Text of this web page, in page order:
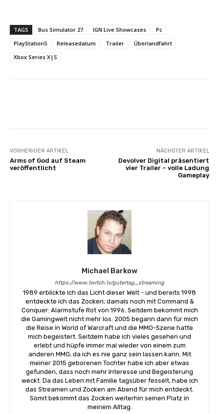
TAGS Bus Simulator 27 IGN Live Showcases
Pc
PlayStation5
Releasedatum Trailer
Überlandfahrt
Xbox Series X|S
VORHERIGER ARTIKEL
Arms of God auf Steam
veröffentlicht
NÄCHSTER ARTIKEL
Devolver Digital präsentiert
vier Trailer – volle Ladung
Gameplay
Michael Barkow
https://www.twitch.tv/gutertag_streaming
1989 erblickte ich das Licht dieser Welt - und bereits 1998
entdeckte ich das Zocken; damals noch mit Command &
Conquer: Alarmstufe Rot von 1996. Seitdem bekommt mich
die Gamingwelt nicht mehr los. 2005 begann dann für mich
die Reise in World of Warcraft und die MMO-Szene hatte
mich begeistert. Seitdem habe ich vieles gesehen und
erlebt und hüpfe immer mal wieder von einem zum
anderen MMO, da ich es nie ganz sein lassen kann. Mit
meiner 2015 geborenen Tochter habe ich aber etwas
gefunden, dass noch mehr Interesse und Begeisterung
weckt. Da das Leben mit Familie tagsüber fesselt, habe ich
das Streamen und Zocken am Abend für mich entdeckt.
Somit bekommt das Zocken weiterhin seinen Platz in
meinem Alltag.